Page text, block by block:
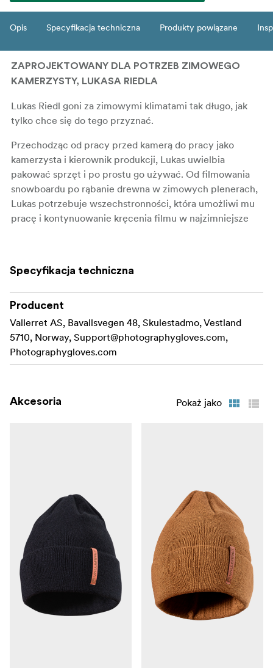
Opis Specyfikacja techniczna Produkty powiązane
ZAPROJEKTOWANY DLA POTRZEB ZIMOWEGO
KAMERZYSTY, LUKASA RIEDLA
Lukas Riedl goni za zimowymi klimatami tak długo, jak
tylko chce się do tego przyznać.
Przechodząc od pracy przed kamerą do pracy jako
kamerzysta i kierownik produkcji, Lukas uwielbia
pakować sprzęt i po prostu go używać. Od filmowania
snowboardu po rąbanie drewna w zimowych plenerach,
Lukas potrzebuje wszechstronności, która umożliwi mu
pracę i kontynuowanie kręcenia filmu w najzimniejsze
rękawice, w których poczujesz się jak bogini zimy Skadi.
Power Stretch® Pro™.
dotykowym palcem i kciukiem. Odporny na wiatr
softshell na tylnej części palców.
2. 100% wełna merynosów i izolacja Primaloft.
środkowa z izolacją Primaloft tworząca ostateczny
Flip-tech przytrzymywany magnesami lub bocznym
klipsem zapewnia swobodny dostęp do pokręteł.
4. Materiały o wysokiej wydajnościSztuczna skóra
PU, DWR i laminowane miękki materiał twill opiera się
wodzie i daje doskonałą ochronę przed wiatrem
5. Pełna chwytność dłoni
Zintegrowane zaczepy na
palcach daje Ci pewność z Twoim sprzętem i świetny
chwyt aparatu.
Specyfikacja techniczna
Producent
Vallerret AS, Bavallsvegen 48, Skulestadmo, Vestland
5710, Norway, Support@photographygloves.com,
Photographygloves.com
Akcesoria Pokaż jako